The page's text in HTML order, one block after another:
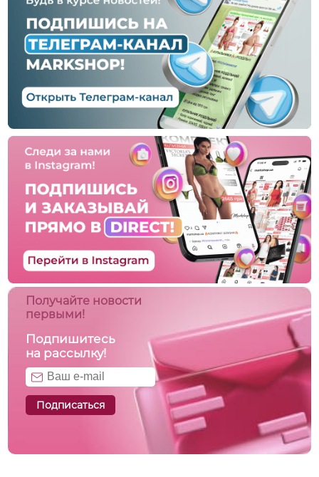
Получайте новости
первыми!
Подпишитесь
на рассылку!
Подписаться